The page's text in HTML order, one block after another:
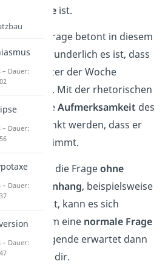
Frage ist.
Frage betont in diesem
wie verwunderlich es ist, dass
unter der Woche
sind. Mit der rhetorischen
soll also dieAufmerksamkeit des
so gelenkt werden, dass er
zustimmt.
Wird dir die Frageohne
Zusammenhang, beispielsweise
gestellt, kann es sich
auch um eine normale Frage
Der Fragende erwartet dann
von dir.
– Dauer:
– Dauer:
– Dauer:
– Dauer: